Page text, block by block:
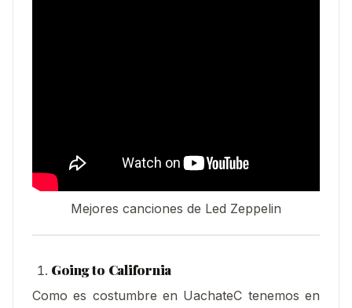
Mejores canciones de Led Zeppelin
Going to California
Como es costumbre en UachateC tenemos en